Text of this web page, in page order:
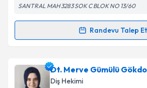
Kişisel verilerimin işlenmesine
'ni okudum ve kişisel
kapsamda işlenmesini kabul
Takvim Talebini
SANTRAL MAH 3283 SOK C BLOK NO 13/60
Randevu Talep Et
Randevu Takvimi Talebi
Dt. Müberra Menzilcioğlu
takvimi talebi oluşturun. Size bu
Dt. Merve Gümülü
Diş Hekimi